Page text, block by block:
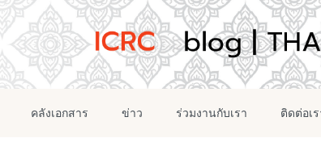
คลังเอกสาร ข่าว ร่วมงานกับเรา ติดต่อเ